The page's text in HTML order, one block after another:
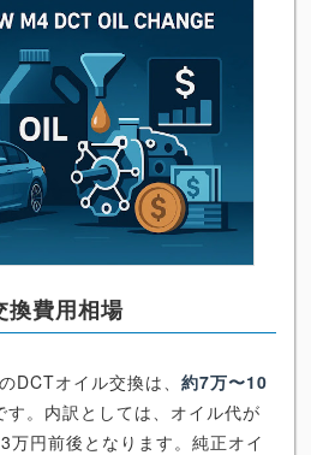
換費用相場
DCTオイル交換は、 約7万〜10
す。内訳としては、オイル代が
万円前後となります。純正オイ